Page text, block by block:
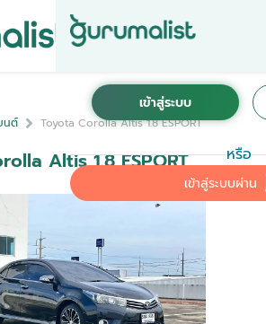
หรือ
เข้าสู่ระบบผ่าน
นต์ Toyota Corolla Altis 1.8 ESPORT
Altis 1.8 ESPORT